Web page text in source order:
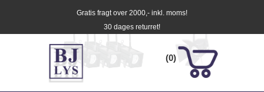
Gratis fragt over 2000,- inkl. moms!
30 dages returret!
(0)